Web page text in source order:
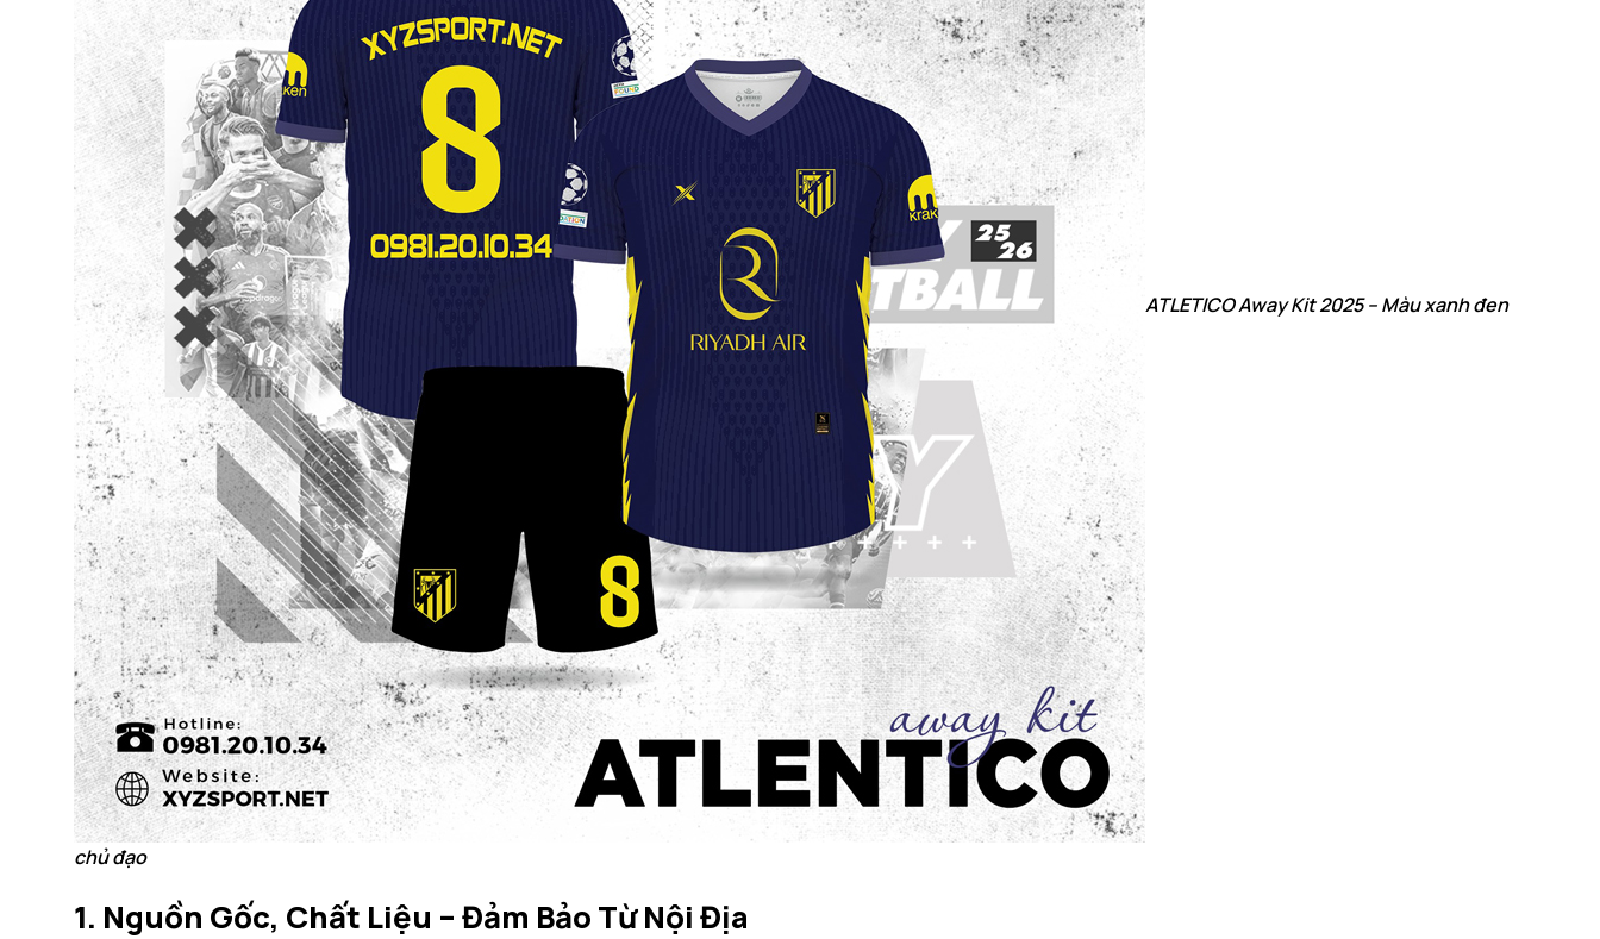
ATLETICO Away Kit 2025 – Màu xanh đen
chủ đạo
1. Nguồn Gốc, Chất Liệu – Đảm Bảo Từ Nội Địa